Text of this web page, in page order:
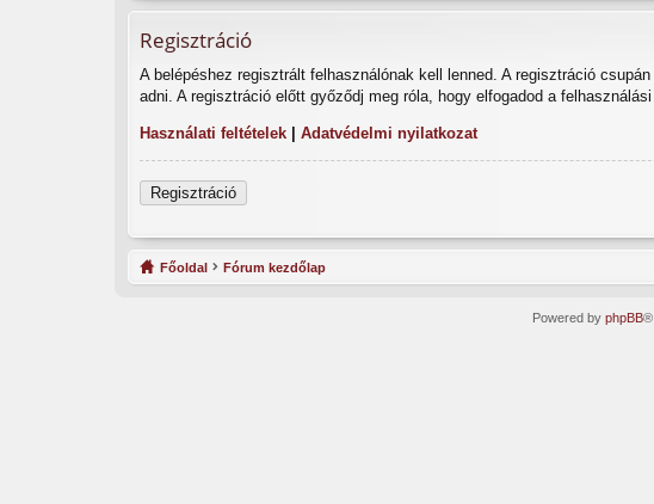
Regisztráció
A belépéshez regisztrált felhasználónak kell lenned. A regisztráció
adni. A regisztráció előtt győződj meg róla, hogy elfogadod a
Használati feltételek | Adatvédelmi nyilatkozat
Regisztráció
Főoldal Fórum kezdőlap
Powered by phpBB®